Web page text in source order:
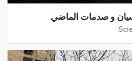
و صدمات الماضي